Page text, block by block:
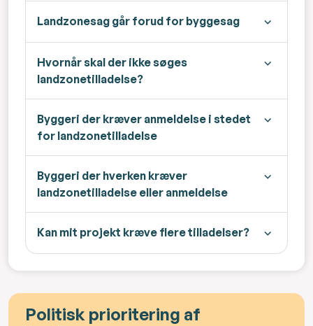
Landzonesag går forud for byggesag
Hvornår skal der ikke søges
landzonetilladelse?
Byggeri der kræver anmeldelse i stedet
for landzonetilladelse
Byggeri der hverken kræver
landzonetilladelse eller anmeldelse
Kan mit projekt kræve flere tilladelser?
Politisk prioritering af